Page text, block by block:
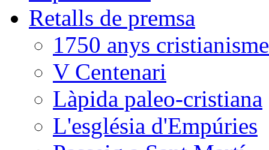
Retalls de premsa
1750 anys cristianisme
V Centenari
Làpida paleo-cristiana
L'església d'Empúries